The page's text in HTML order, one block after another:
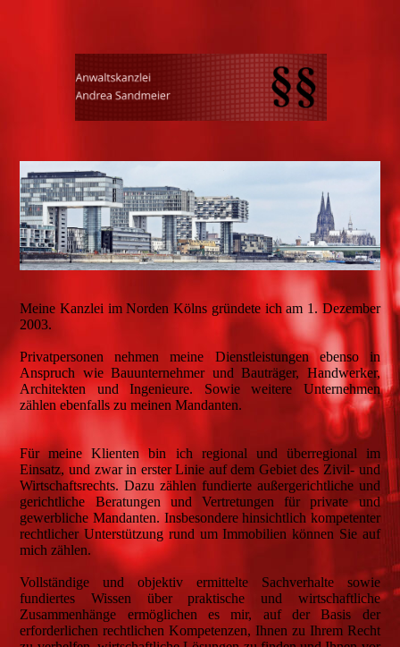
Meine Kanzlei im Norden Kölns gründete ich am 1. Dezember
2003.
Privatpersonen nehmen meine Dienstleistungen ebenso in
Anspruch wie Bauunternehmer und Bauträger, Handwerker,
Architekten und Ingenieure. Sowie weitere Unternehmen
zählen ebenfalls zu meinen Mandanten.
Für meine Klienten bin ich regional und überregional im
Einsatz, und zwar in erster Linie auf dem Gebiet des Zivil- und
Wirtschaftsrechts. Dazu zählen fundierte außergerichtliche und
gerichtliche Beratungen und Vertretungen für private und
gewerbliche Mandanten. Insbesondere hinsichtlich kompetenter
rechtlicher Unterstützung rund um Immobilien können Sie auf
mich zählen.
Vollständige und objektiv ermittelte Sachverhalte sowie
fundiertes Wissen über praktische und wirtschaftliche
Zusammenhänge ermöglichen es mir, auf der Basis der
erforderlichen rechtlichen Kompetenzen, Ihnen zu Ihrem Recht